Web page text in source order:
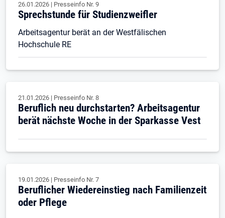
26.01.2026 | Presseinfo Nr. 9
Sprechstunde für Studienzweifler
Arbeitsagentur berät an der Westfälischen
Hochschule RE
21.01.2026 | Presseinfo Nr. 8
Beruflich neu durchstarten? Arbeitsagentur
berät nächste Woche in der Sparkasse Vest
19.01.2026 | Presseinfo Nr. 7
Beruflicher Wiedereinstieg nach Familienzeit
oder Pflege